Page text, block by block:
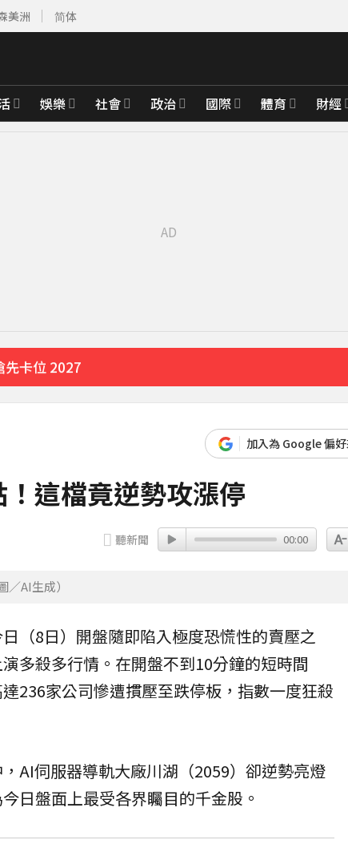
美洲 简体
娛樂 社會 政治 國際 體育 財經
先卡位 2027
加入為 Google 偏
這檔竟逆勢攻漲停
聽新聞 00:00
AI生成）
（8日）開盤隨即陷入極度恐慌性的賣壓之
多殺多行情。在開盤不到10分鐘的短時間
236家公司慘遭摜壓至跌停板，指數一度狂殺
AI伺服器導軌大廠川湖 （2059）卻逆勢亮燈
日盤面上最受各界矚目的千金股。